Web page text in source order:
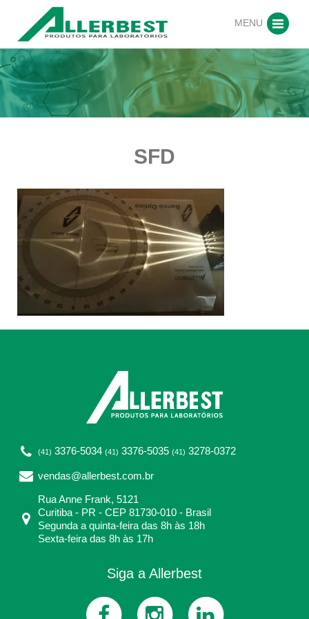
MENU
SFD
(41) 3376-5034 (41) 3376-5035 (41) 3278-0372
vendas@allerbest.com.br
Rua Anne Frank, 5121
Curitiba - PR - CEP 81730-010 - Brasil
Segunda a quinta-feira das 8h às 18h
Sexta-feira das 8h às 17h
Siga a Allerbest